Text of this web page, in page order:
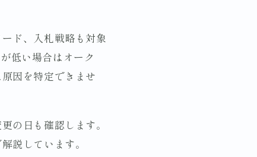
ド、入札戦略も対象
低い場合はオーク
因を特定できませ
の日も確認します。
説しています。